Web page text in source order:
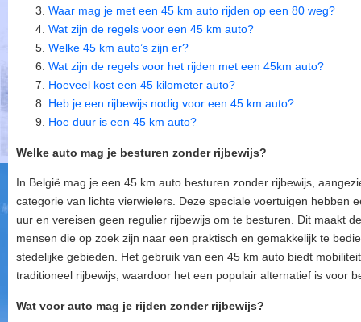
Waar mag je met een 45 km auto rijden op een 80 weg?
Wat zijn de regels voor een 45 km auto?
Welke 45 km auto’s zijn er?
Wat zijn de regels voor het rijden met een 45km auto?
Hoeveel kost een 45 kilometer auto?
Heb je een rijbewijs nodig voor een 45 km auto?
Hoe duur is een 45 km auto?
Welke auto mag je besturen zonder rijbewijs?
In België mag je een 45 km auto besturen zonder rijbewijs,
categorie van lichte vierwielers. Deze speciale voertuigen hebben
uur en vereisen geen regulier rijbewijs om te besturen. Dit maakt
mensen die op zoek zijn naar een praktisch en gemakkelijk te
stedelijke gebieden. Het gebruik van een 45 km auto biedt
traditioneel rijbewijs, waardoor het een populair alternatief is voor
Wat voor auto mag je rijden zonder rijbewijs?